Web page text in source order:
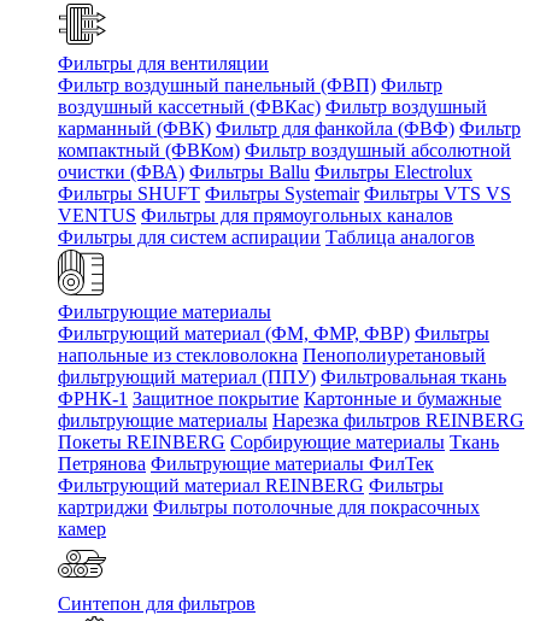
Фильтры для вентиляции
Фильтр воздушный панельный (ФВП) Фильтр
воздушный кассетный (ФВКас) Фильтр воздушный
карманный (ФВК) Фильтр для фанкойла (ФВФ) Фильтр
компактный (ФВКом) Фильтр воздушный абсолютной
очистки (ФВА) Фильтры Ballu Фильтры Electrolux
Фильтры SHUFT Фильтры Systemair Фильтры VTS VS
VENTUS Фильтры для прямоугольных каналов
Фильтры для систем аспирации Таблица аналогов
Фильтрующие материалы
Фильтрующий материал (ФМ, ФМР, ФВР) Фильтры
напольные из стекловолокна Пенополиуретановый
фильтрующий материал (ППУ) Фильтровальная ткань
ФРНК-1 Защитное покрытие Картонные и бумажные
фильтрующие материалы Нарезка фильтров REINBERG
Покеты REINBERG Сорбирующие материалы Ткань
Петрянова Фильтрующие материалы ФилТек
Фильтрующий материал REINBERG Фильтры
картриджи Фильтры потолочные для покрасочных
камер
Синтепон для фильтров